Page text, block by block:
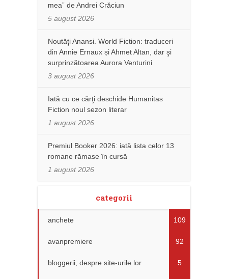
mea” de Andrei Crăciun
5 august 2026
Noutăţi Anansi. World Fiction: traduceri
din Annie Ernaux și Ahmet Altan, dar şi
surprinzătoarea Aurora Venturini
3 august 2026
Iată cu ce cărţi deschide Humanitas
Fiction noul sezon literar
1 august 2026
Premiul Booker 2026: iată lista celor 13
romane rămase în cursă
1 august 2026
categorii
anchete 109
avanpremiere 92
bloggerii, despre site-urile lor 5